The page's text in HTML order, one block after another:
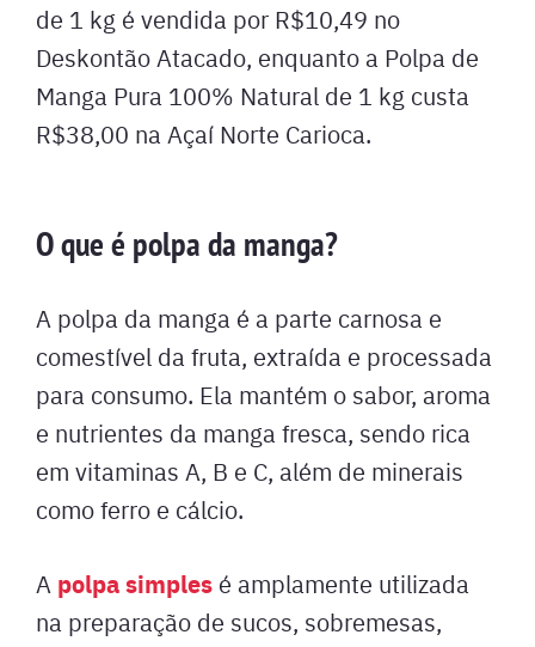
de 1 kg é vendida por R$10,49 no
Deskontão Atacado, enquanto a Polpa de
Manga Pura 100% Natural de 1 kg custa
R$38,00 na Açaí Norte Carioca.
O que é polpa da manga?
A polpa da manga é a parte carnosa e
comestível da fruta, extraída e processada
para consumo. Ela mantém o sabor, aroma
e nutrientes da manga fresca, sendo rica
em vitaminas A, B e C, além de minerais
como ferro e cálcio.
A polpa simples é amplamente utilizada
na preparação de sucos, sobremesas,